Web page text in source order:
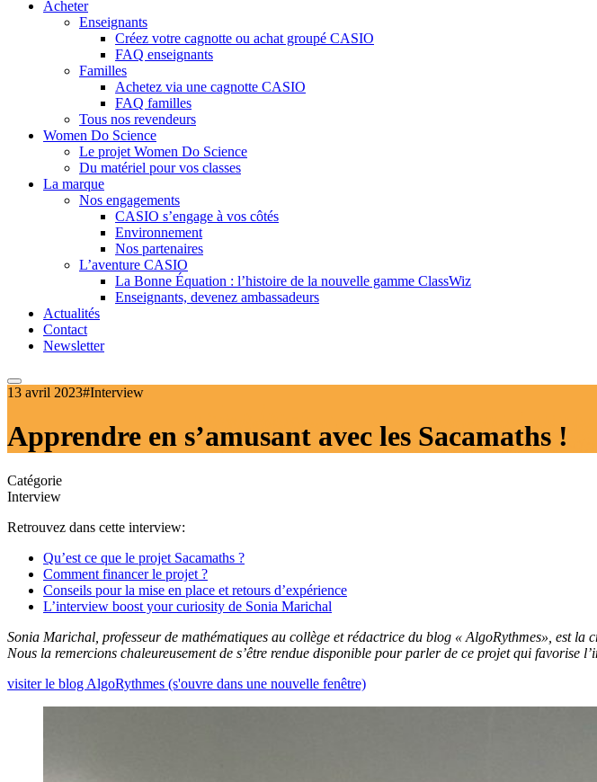
Acheter
Enseignants
Créez votre cagnotte ou achat groupé CASIO
FAQ enseignants
Familles
Achetez via une cagnotte CASIO
FAQ familles
Tous nos revendeurs
Women Do Science
Le projet Women Do Science
Du matériel pour vos classes
La marque
Nos engagements
CASIO s’engage à vos côtés
Environnement
Nos partenaires
L’aventure CASIO
La Bonne Équation : l’histoire de la nouvelle gamme ClassWiz
Enseignants, devenez ambassadeurs
Actualités
Contact
Newsletter
13 avril 2023#Interview
Apprendre en s’amusant avec les Sacamaths !
Catégorie
Interview
Retrouvez dans cette interview:
Qu’est ce que le projet Sacamaths ?
Comment financer le projet ?
Conseils pour la mise en place et retours d’expérience
L’interview boost your curiosity de Sonia Marichal
Sonia Marichal, professeur de mathématiques au collège et rédactrice du blog « AlgoRythmes», est
Nous la remercions chaleureusement de s’être rendue disponible pour parler de ce projet qui favorise
visiter le blog AlgoRythmes (s'ouvre dans une nouvelle fenêtre)